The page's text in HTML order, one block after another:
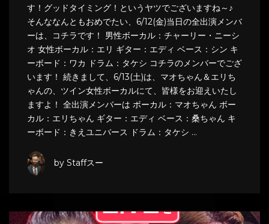
す！グッドタイミング！というヤツでございますね～♪
そんななんともおめでたい、6/12(金)当日の全出演メンバ
ーは、コチラです！ 男性ボーカル：チャーリー・ニーシ
オ 女性ボーカル：エリ ギター：エディ ベース：シン キ
ーボード：ワカ ドラム：タケシ コチラのメンバーでござ
います！ 続きまして、6/13(土)は、マオちゃん＆エリち
ゃんの、ツイン女性ボーカルにて、皆様をお迎えいたし
ますよ！ 全出演メンバーは ボーカル：マオちゃん ボー
カル：エリちゃん ギター：エディ ベース：桑ちゃん キ
ーボード：きえユニバース ドラム：タケシ …
by Staffスー